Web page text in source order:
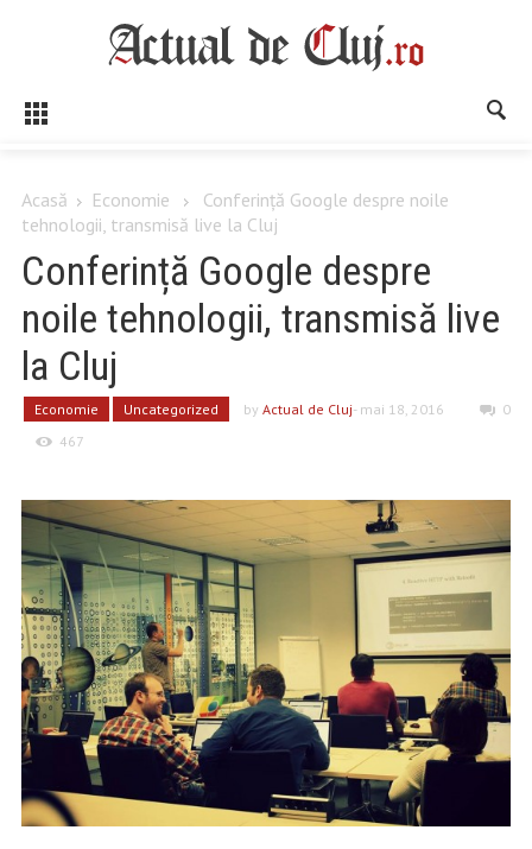
Acasă Economie
Conferință Google despre noile
tehnologii, transmisă live la Cluj
Conferință Google despre
noile tehnologii, transmisă live
la Cluj
Economie Uncategorized byActual de Cluj- mai 18, 2016
0
467